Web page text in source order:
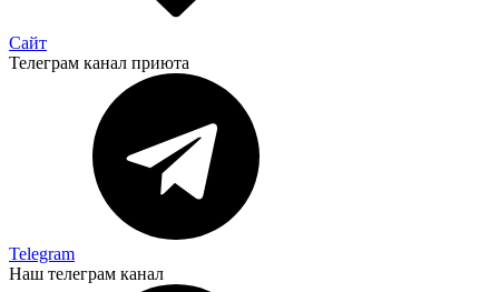
Сайт
Телеграм канал приюта
Telegram
Наш телеграм канал